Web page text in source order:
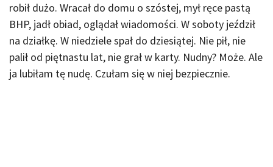
robił dużo. Wracał do domu o szóstej, mył ręce pastą
BHP, jadł obiad, oglądał wiadomości. W soboty jeździł
na działkę. W niedziele spał do dziesiątej. Nie pił, nie
palił od piętnastu lat, nie grał w karty. Nudny? Może. Ale
ja lubiłam tę nudę. Czułam się w niej bezpiecznie.